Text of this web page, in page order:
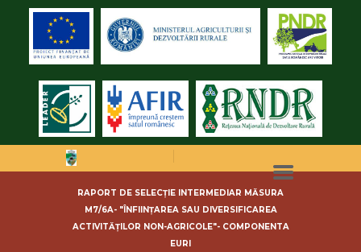
RAPORT DE SELECȚIE INTERMEDIAR MĂSURA
M7/6A- "ÎNFIINȚAREA SAU DIVERSIFICAREA
ACTIVITĂȚILOR NON-AGRICOLE"- COMPONENTA
EURI